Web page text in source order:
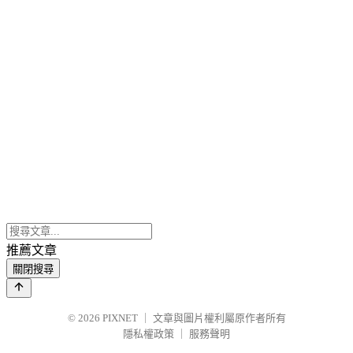
推薦文章
關閉搜尋
© 2026 PIXNET
文章與圖片權利屬原作者所有
隱私權政策
服務聲明